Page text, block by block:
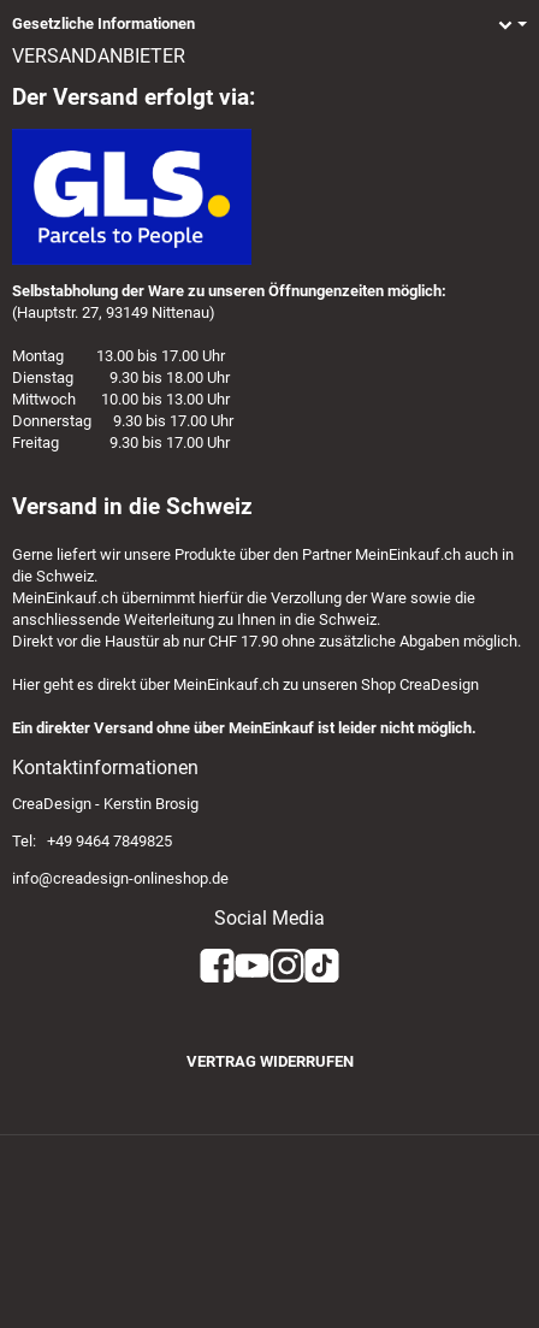
Gesetzliche Informationen
VERSANDANBIETER
Der Versand erfolgt via:
Selbstabholung der Ware zu unseren Öffnungenzeiten möglich:
(Hauptstr. 27, 93149 Nittenau)
Montag 13.00 bis 17.00 Uhr
Dienstag 9.30 bis 18.00 Uhr
Mittwoch 10.00 bis 13.00 Uhr
Donnerstag 9.30 bis 17.00 Uhr
Freitag 9.30 bis 17.00 Uhr
Versand in die Schweiz
Gerne liefert wir unsere Produkte über den Partner MeinEinkauf.ch auch in
die Schweiz.
MeinEinkauf.ch übernimmt hierfür die Verzollung der Ware sowie die
anschliessende Weiterleitung zu Ihnen in die Schweiz.
Direkt vor die Haustür ab nur CHF 17.90 ohne zusätzliche Abgaben möglich.
Hier geht es direkt über MeinEinkauf.ch zu unseren Shop CreaDesign
Ein direkter Versand ohne über MeinEinkauf ist leider nicht möglich.
Kontaktinformationen
CreaDesign - Kerstin Brosig
Tel: +49 9464 7849825
info@creadesign-onlineshop.de
Social Media
VERTRAG WIDERRUFEN